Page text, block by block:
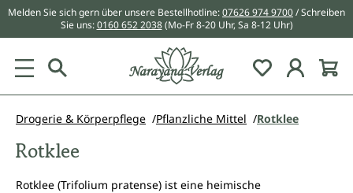
springen
Melden Sie sich gern über unsere Bestellhotline:07626 974 9700/ Schreiben
Sie uns:0160 652 2038 (Mo-Fr 8-20 Uhr, Sa 8-12 Uhr)
Du hast 0
Drogerie & Körperpflege Pflanzliche Mittel Rotklee
Rotklee
Rotklee (Trifolium pratense) ist eine heimische